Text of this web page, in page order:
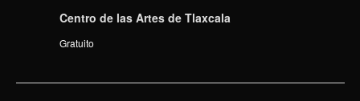
Centro de las Artes de Tlaxcala
Gratuito